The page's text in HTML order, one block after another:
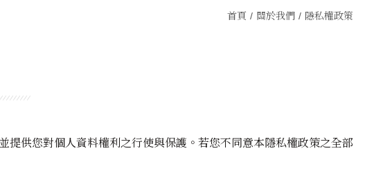
首頁 關於我們 隱私權政策
供您對個人資料權利之行使與保護。若您不同意本隱私權政策之全部